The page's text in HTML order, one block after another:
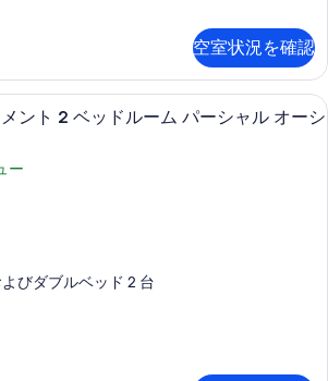
空室状況を確認
ント 2 ベッドルーム パーシャル オーシ
ー
びダブルベッド 2 台